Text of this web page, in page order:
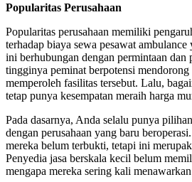
Popularitas Perusahaan
Popularitas perusahaan memiliki
terhadap biaya sewa pesawat ambulance
ini berhubungan dengan permintaan dan
tingginya peminat berpotensi
memperoleh fasilitas tersebut. Lalu,
tetap punya kesempatan meraih harga
Pada dasarnya, Anda selalu punya
dengan perusahaan yang baru
mereka belum terbukti, tetapi ini
Penyedia jasa berskala kecil belum
mengapa mereka sering kali